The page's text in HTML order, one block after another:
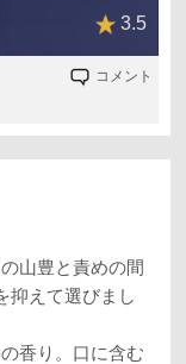
3.5
コメント
山豊と責めの間
抑えて選びまし
香り。口に含む